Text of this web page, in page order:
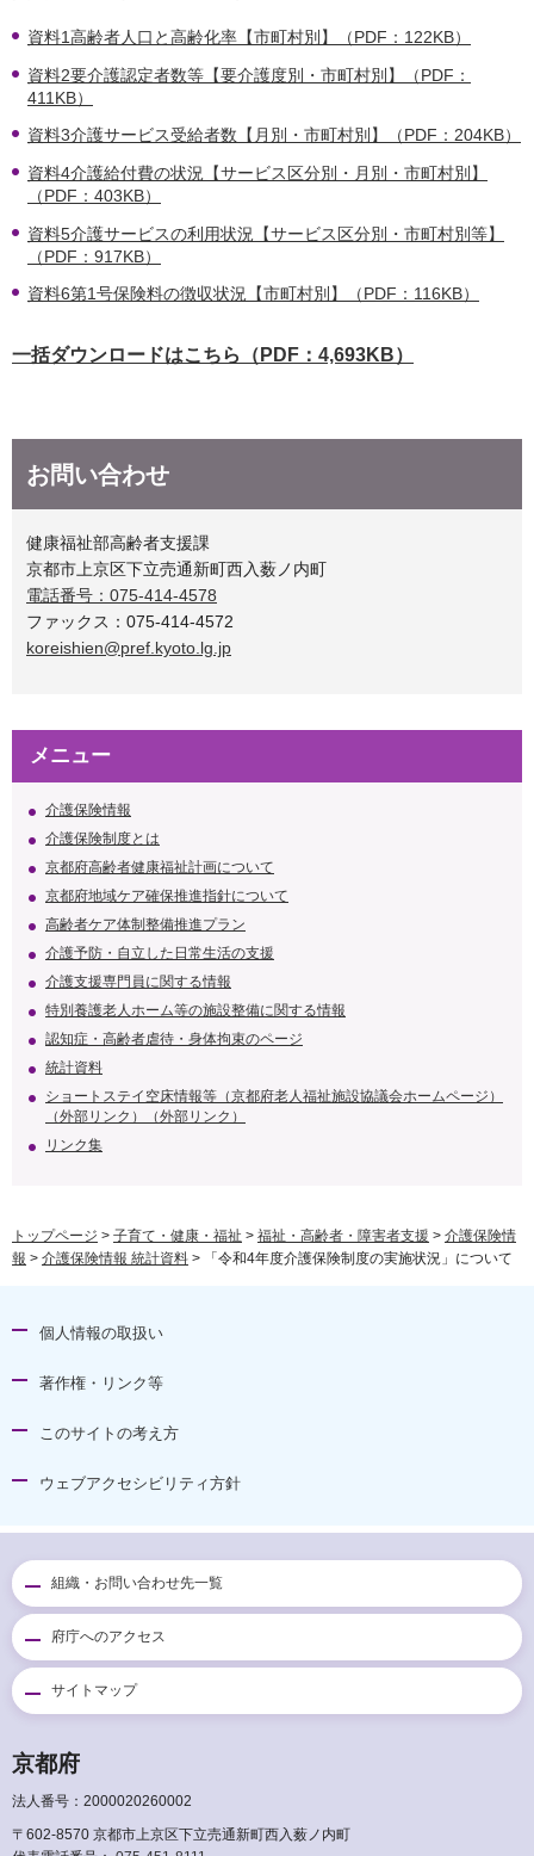
資料1高齢者人口と高齢化率【市町村別】（PDF：122KB）
資料2要介護認定者数等【要介護度別・市町村別】（PDF：
411KB）
資料3介護サービス受給者数【月別・市町村別】（PDF：204KB）
資料4介護給付費の状況【サービス区分別・月別・市町村別】
（PDF：403KB）
資料5介護サービスの利用状況【サービス区分別・市町村別等】
（PDF：917KB）
資料6第1号保険料の徴収状況【市町村別】（PDF：116KB）
一括ダウンロードはこちら（PDF：4,693KB）
お問い合わせ
健康福祉部高齢者支援課
京都市上京区下立売通新町西入薮ノ内町
電話番号：075-414-4578
ファックス：075-414-4572
koreishien@pref.kyoto.lg.jp
メニュー
介護保険情報
介護保険制度とは
京都府高齢者健康福祉計画について
京都府地域ケア確保推進指針について
高齢者ケア体制整備推進プラン
介護予防・自立した日常生活の支援
介護支援専門員に関する情報
特別養護老人ホーム等の施設整備に関する情報
認知症・高齢者虐待・身体拘束のページ
統計資料
ショートステイ空床情報等（京都府老人福祉施設協議会ホームページ）
（外部リンク）（外部リンク）
リンク集
トップページ > 子育て・健康・福祉 > 福祉・高齢者・障害者支援 > 介護保険情
報 > 介護保険情報 統計資料 > 「令和4年度介護保険制度の実施状況」について
個人情報の取扱い
著作権・リンク等
このサイトの考え方
ウェブアクセシビリティ方針
組織・お問い合わせ先一覧
府庁へのアクセス
サイトマップ
京都府
法人番号：2000020260002
〒602-8570 京都市上京区下立売通新町西入薮ノ内町